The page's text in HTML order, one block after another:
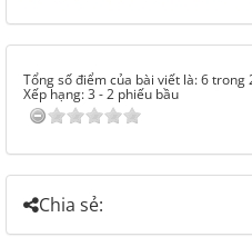
Tổng số điểm của bài viết là: 6 trong
Xếp hạng:3-2 phiếu bầu
Chia sẻ: